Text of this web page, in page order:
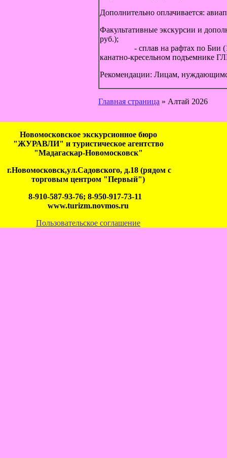
Дополнительно оплачивается:
Факультативные
руб.); -
- сплав
канатно-кресельном подъемнике
Рекомендации: Лицам,
Главная страница » Алтай 2026
Новомосковское экскурсионное бюро
"ЖУРАВЛИ" и туристическое агентство
"Мадагаскар-Новомосковск"
г.Новомосковск,ул.Садовского, д.18 (рядом с
торговым центром "Первый")
8-910-587-93-76; 8-950-917-73-11
www.turizm.novmos.ru
Пользовательское соглашение